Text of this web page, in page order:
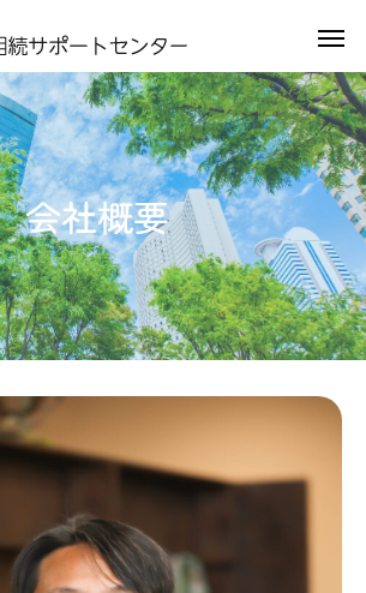
会社概要